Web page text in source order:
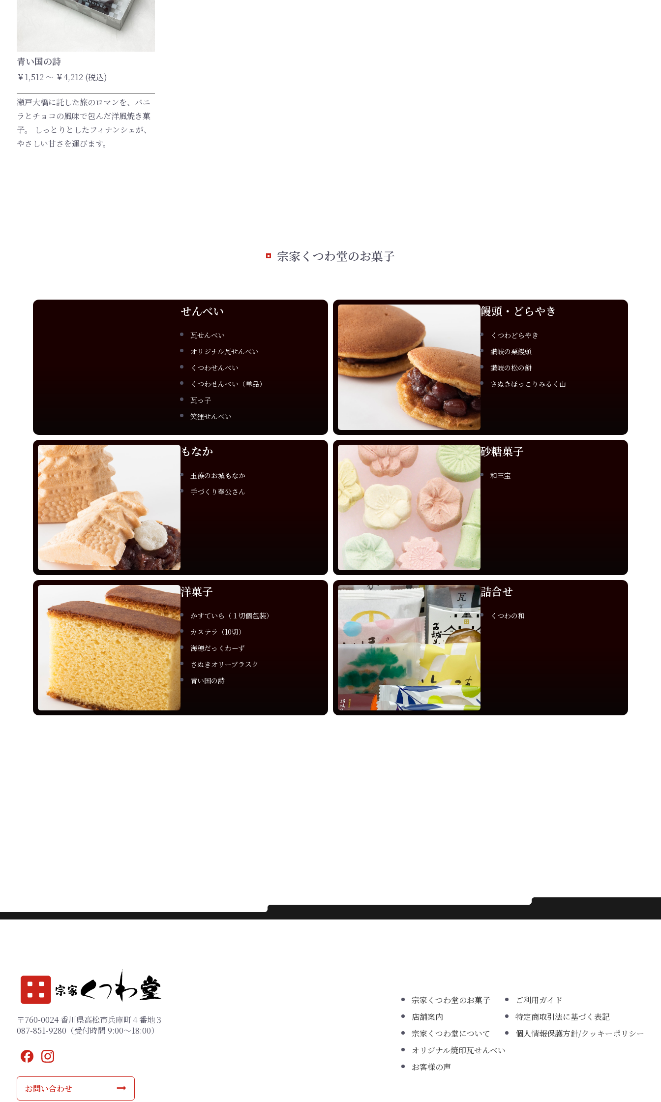
青い国の詩
￥1,512 ～ ￥4,212 (税込)
瀬戸大橋に託した旅のロマンを、バニ
ラとチョコの風味で包んだ洋風焼き菓
子。 しっとりとしたフィナンシェが、
やさしい甘さを運びます。
宗家くつわ堂のお菓子
せんべい
瓦せんべい
オリジナル瓦せんべい
くつわせんべい
くつわせんべい（単品）
瓦っ子
笑狸せんべい
饅頭・どらやき
くつわどらやき
讃岐の栗饅頭
讃岐の松の餅
さぬきほっこりみるく山
もなか
玉藻のお城もなか
手づくり奉公さん
砂糖菓子
和三宝
洋菓子
かすていら（１切個包装）
カステラ（10切）
海穂だっくわーず
さぬきオリーブラスク
青い国の詩
詰合せ
くつわの和
〒760-0024 香川県高松市兵庫町４番地３
087-851-9280（受付時間 9:00～18:00）
お問い合わせ
宗家くつわ堂のお菓子
店舗案内
宗家くつわ堂について
オリジナル焼印瓦せんべい
お客様の声
ご利用ガイド
特定商取引法に基づく表記
個人情報保護方針/クッキーポリシー